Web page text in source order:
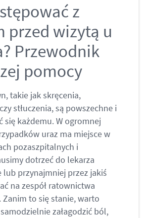
z
przed wizytą u
Przewodnik
pomocy
takie jak skręcenia,
stłuczenia, są powszechne i
się każdemu. W ogromnej
uraz ma miejsce w
pozaszpitalnych i
dotrzeć do lekarza
lub przynajmniej przez jakiś
na zespół ratownictwa
Zanim to się stanie, warto
załagodzić ból,